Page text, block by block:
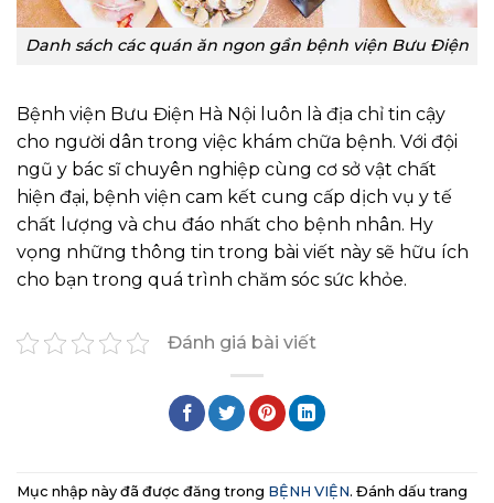
Danh sách các quán ăn ngon gần bệnh viện Bưu Điện
Bệnh viện Bưu Điện Hà Nội luôn là địa chỉ tin cậy
cho người dân trong việc khám chữa bệnh. Với đội
ngũ y bác sĩ chuyên nghiệp cùng cơ sở vật chất
hiện đại, bệnh viện cam kết cung cấp dịch vụ y tế
chất lượng và chu đáo nhất cho bệnh nhân. Hy
vọng những thông tin trong bài viết này sẽ hữu ích
cho bạn trong quá trình chăm sóc sức khỏe.
Đánh giá bài viết
Mục nhập này đã được đăng trong BỆNH VIỆN. Đánh dấu trang